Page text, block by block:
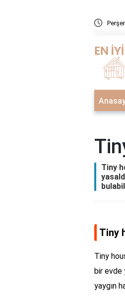
Tiny
Tiny
Tiny
bir evde
yaygın